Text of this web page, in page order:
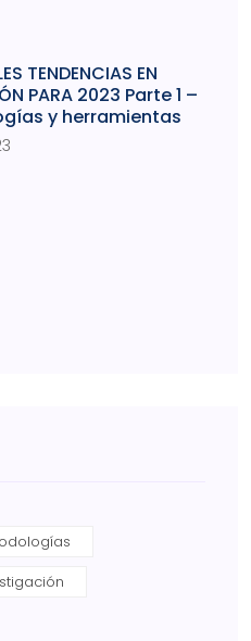
TENDENCIAS EN
PARA 2023 Parte 1 –
y herramientas